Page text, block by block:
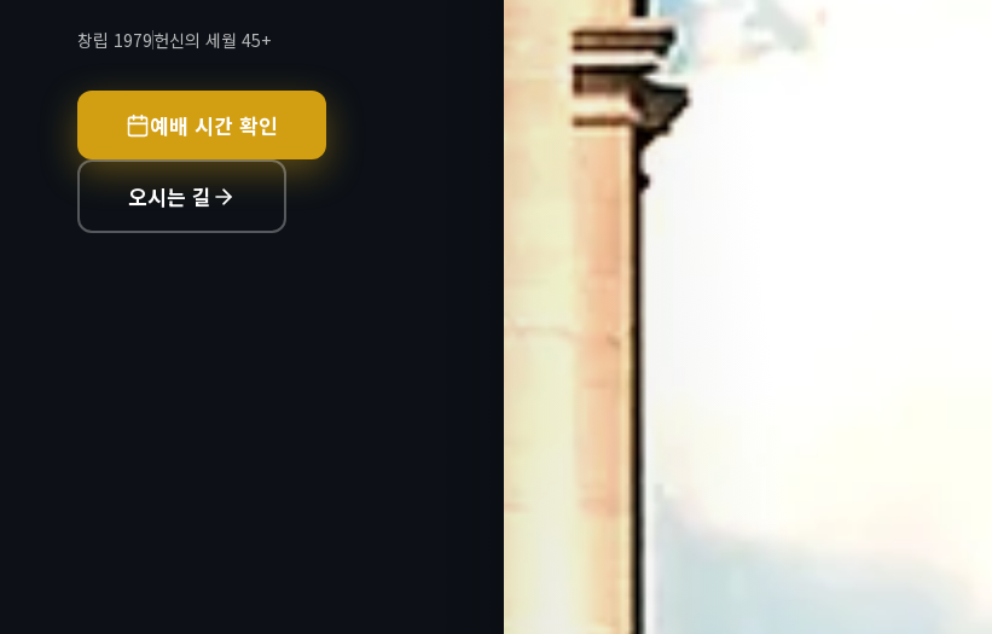
창립 1979헌신의 세월 45+
예배 시간 확인
오시는 길